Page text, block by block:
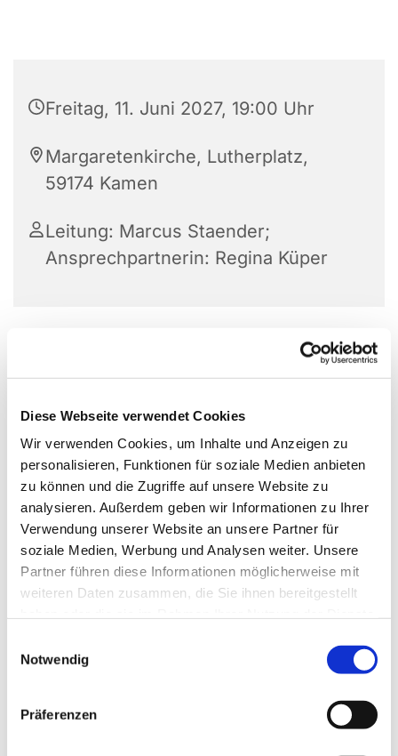
Diese Webseite verwendet Cookies
Wir verwenden Cookies, um Inhalte und Anzeigen zu
personalisieren, Funktionen für soziale Medien anbieten
zu können und die Zugriffe auf unsere Website zu
analysieren. Außerdem geben wir Informationen zu Ihrer
Verwendung unserer Website an unsere Partner für
soziale Medien, Werbung und Analysen weiter. Unsere
Partner führen diese Informationen möglicherweise mit
weiteren Daten zusammen, die Sie ihnen bereitgestellt
Notwendig
Präferenzen
Freitag, 11. Juni 2027, 19:00 Uhr
Margaretenkirche, Lutherplatz,
59174 Kamen
Leitung: Marcus Staender;
Ansprechpartnerin: Regina Küper
Dies könnte Sie auch